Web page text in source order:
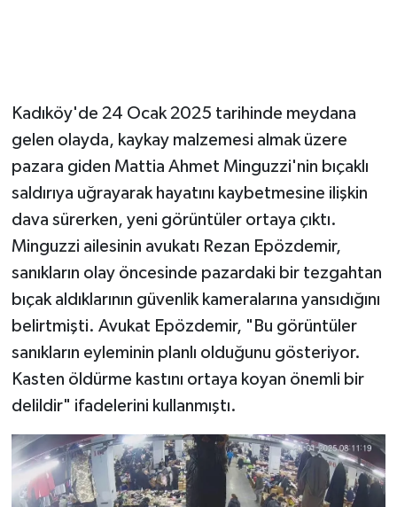
Kadıköy'de 24 Ocak 2025 tarihinde meydana
gelen olayda, kaykay malzemesi almak üzere
pazara giden Mattia Ahmet Minguzzi'nin bıçaklı
saldırıya uğrayarak hayatını kaybetmesine ilişkin
dava sürerken, yeni görüntüler ortaya çıktı.
Minguzzi ailesinin avukatı Rezan Epözdemir,
sanıkların olay öncesinde pazardaki bir tezgahtan
bıçak aldıklarının güvenlik kameralarına yansıdığını
belirtmişti. Avukat Epözdemir, "Bu görüntüler
sanıkların eyleminin planlı olduğunu gösteriyor.
Kasten öldürme kastını ortaya koyan önemli bir
delildir" ifadelerini kullanmıştı.